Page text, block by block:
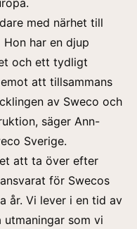
med närhet till
har en djup
och ett tydligt
att tillsammans
av Sweco och
säger Ann-
Sverige.
att ta över efter
för Swecos
år. Vi lever i en tid av
som vi